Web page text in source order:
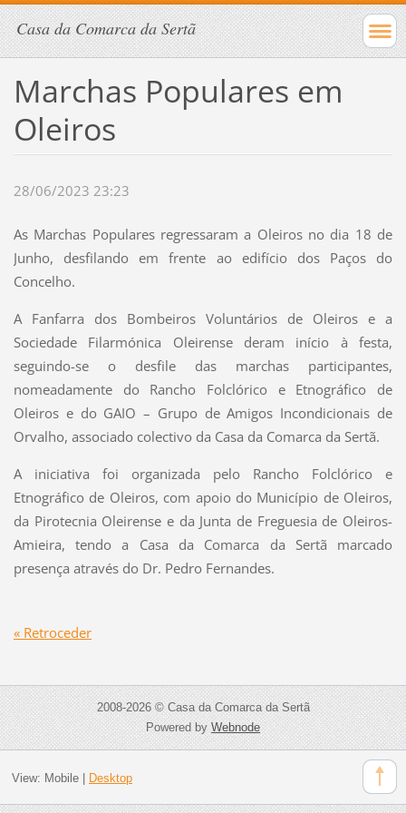
Casa da Comarca da Sertã
Marchas Populares em
Oleiros
28/06/2023 23:23
As Marchas Populares regressaram a Oleiros no dia 18 de
Junho, desfilando em frente ao edifício dos Paços do
Concelho.
A Fanfarra dos Bombeiros Voluntários de Oleiros e a
Sociedade Filarmónica Oleirense deram início à festa,
seguindo-se o desfile das marchas participantes,
nomeadamente do Rancho Folclórico e Etnográfico de
Oleiros e do GAIO – Grupo de Amigos Incondicionais de
Orvalho, associado colectivo da Casa da Comarca da Sertã.
A iniciativa foi organizada pelo Rancho Folclórico e
Etnográfico de Oleiros, com apoio do Município de Oleiros,
da Pirotecnia Oleirense e da Junta de Freguesia de Oleiros-
Amieira, tendo a Casa da Comarca da Sertã marcado
presença através do Dr. Pedro Fernandes.
« Retroceder
2008-2026 © Casa da Comarca da Sertã
Powered byWebnode
View: Mobile| Desktop